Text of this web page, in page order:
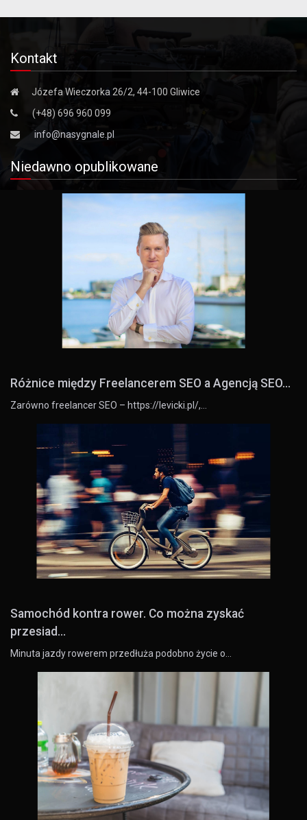
Kontakt
Józefa Wieczorka 26/2, 44-100 Gliwice
(+48) 696 960 099
info@nasygnale.pl
Niedawno opublikowane
Różnice między Freelancerem SEO a Agencją SEO...
Zarówno freelancer SEO – https://levicki.pl/,…
Samochód kontra rower. Co można zyskać
przesiad...
Minuta jazdy rowerem przedłuża podobno życie o…